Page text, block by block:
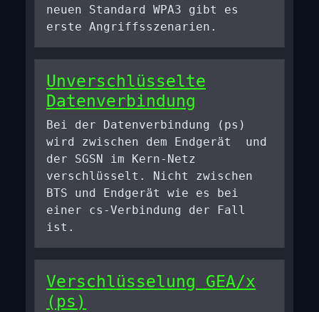
neuen Standard WPA3 gibt es
erste Angriffsszenarien.
Unverschlüsselte
Datenverbindung
Bei der Datenverbindung (ps)
wird zwischen dem Endgerät und
der SGSN im Kern-Netz
verschlüsselt. Nicht zwischen
BTS und Endgerät wie es bei
einer cs-Verbindung der Fall
ist.
Verschlüsselung GEA/x
(ps)